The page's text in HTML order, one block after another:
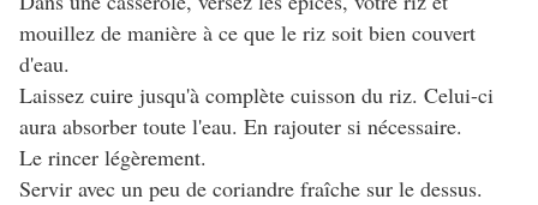
mouillez de manière à ce que le riz soit bien couvert
d'eau.
Laissez cuire jusqu'à complète cuisson du riz. Celui-ci
aura absorber toute l'eau. En rajouter si nécessaire.
Le rincer légèrement.
Servir avec un peu de coriandre fraîche sur le dessus.